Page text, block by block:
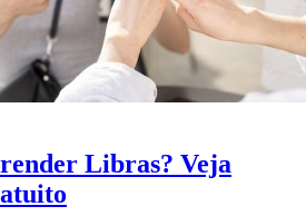
Libras? Veja